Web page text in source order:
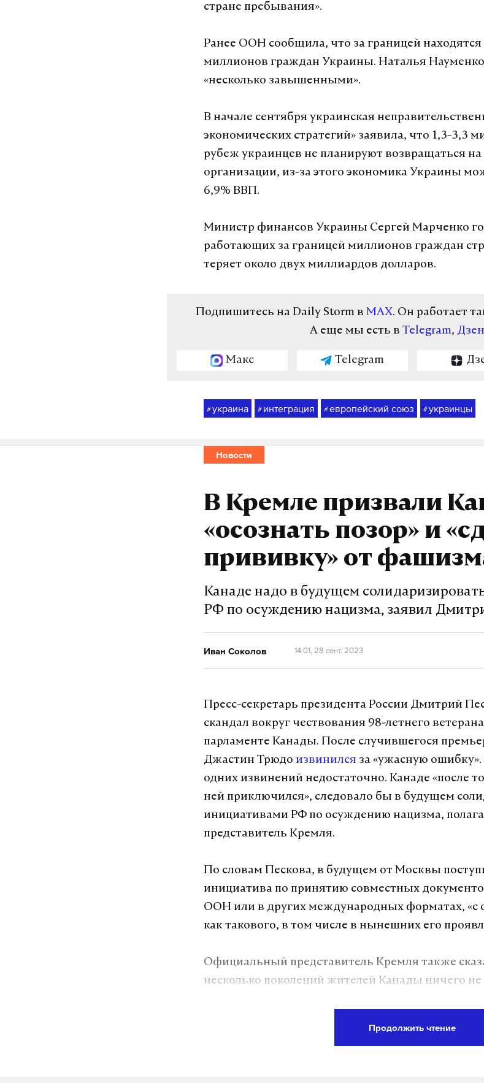
стране пребывания».
Ранее ООН сообщила, что за границей находятся
миллионов граждан Украины. Наталья
«несколько завышенными».
В начале сентября украинская
экономических стратегий» заявила, что 1,3-3,3
рубеж украинцев не планируют возвращаться
организации, из-за этого экономика Украины
6,9% ВВП.
Министр финансов Украины Сергей Марченко
работающих за границей миллионов граждан
теряет около двух миллиардов долларов.
Подпишитесь на Daily Storm в MAX. Он работает
А еще мы есть в Telegram, Дзен
Макс Telegram
#украина # интеграция #европейский союз #украинцы
Новости
В Кремле призвали
«осознать позор» и
прививку» от
Канаде надо в будущем
РФ по осуждению нацизма, заявил
Иван Соколов 14:01, 28 сент. 2023
Пресс-секретарь президента России Дмитрий
скандал вокруг чествования 98-летнего
парламенте Канады. После случившегося
Джастин Трюдо извинился за «ужасную
одних извинений недостаточно. Канаде «после
ней приключился», следовало бы в будущем
инициативами РФ по осуждению нацизма,
представитель Кремля.
По словам Пескова, в будущем от Москвы
инициатива по принятию совместных
ООН или в других международных форматах, «с
как такового, в том числе в нынешних его
Официальный представитель Кремля также
несколько поколений жителей Канады ничего
Продолжить чтение